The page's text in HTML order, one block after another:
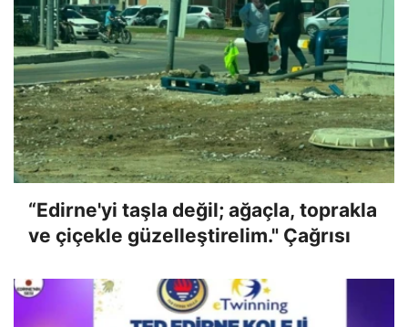
“Edirne'yi taşla değil; ağaçla, toprakla
ve çiçekle güzelleştirelim." Çağrısı